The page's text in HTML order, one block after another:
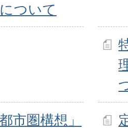
ついて
市圏構想」